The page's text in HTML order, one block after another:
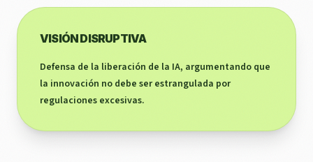
VISIÓN DISRUPTIVA
Defensa de la liberación de la IA, argumentando que
la innovación no debe ser estrangulada por
regulaciones excesivas.